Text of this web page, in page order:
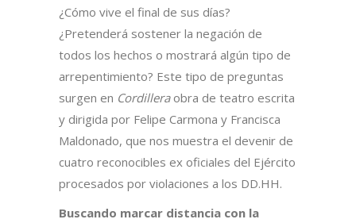
¿Cómo vive el final de sus días?
¿Pretenderá sostener la negación de
todos los hechos o mostrará algún tipo de
arrepentimiento? Este tipo de preguntas
surgen en Cordilleraobra de teatro escrita
y dirigida por Felipe Carmona y Francisca
Maldonado, que nos muestra el devenir de
cuatro reconocibles ex oficiales del Ejército
procesados por violaciones a los DD.HH.
Buscando marcar distancia con la